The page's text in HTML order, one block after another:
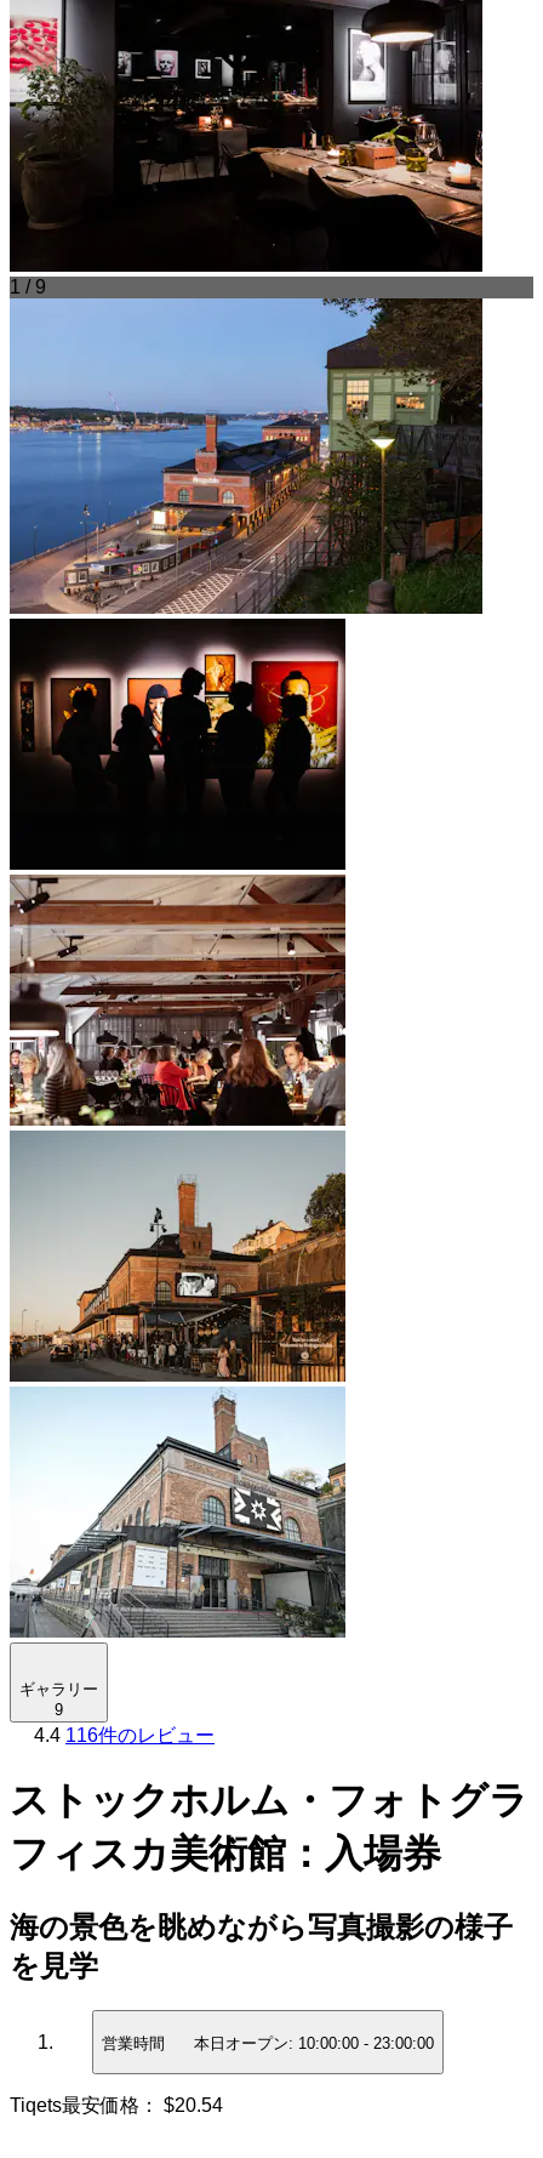
1 / 9
ギャラリー
9
4.4 116件のレビュー
ストックホルム・フォトグラ
フィスカ美術館：入場券
海の景色を眺めながら写真撮影の様子
を見学
営業時間 本日オープン: 10:00:00 - 23:00:00
Tiqets最安価格： $20.54